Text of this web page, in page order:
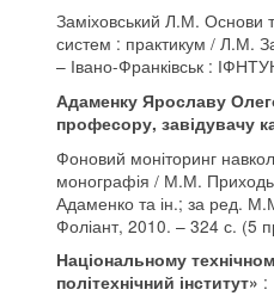
Заміховський Л.М. Основи
систем : практикум / Л.М.
– Івано-Франківськ :
Адаменку Ярославу
професору, завідувачу
Фоновий моніторинг
монографія / М.М.
Адаменко та ін.; за ред.
Фоліант, 2010. – 324 с. (5
Національному
політехнічний інститут» :